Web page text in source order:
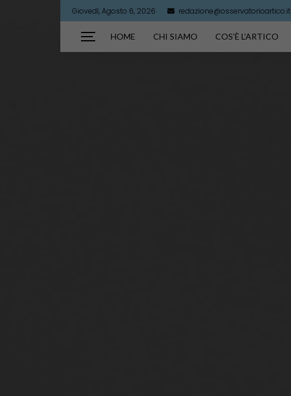
Giovedì, Agosto 6, 2026 redazione@osservatorioartico.it
HOME CHI SIAMO COS’È L’ARTICO